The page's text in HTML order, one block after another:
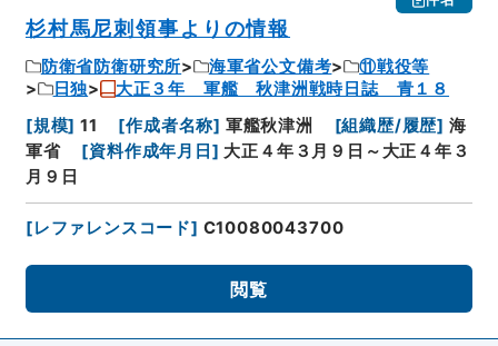
杉村馬尼刺領事よりの情報
防衛省防衛研究所 海軍省公文備考
⑪戦役等
日独
大正３年 軍艦 秋津洲戦時日誌 青１８
[規模] 11 [作成者名称] 軍艦秋津洲 [組織歴/履歴] 海
軍省
[資料作成年月日 ] 大正４年３月９日～大正４年３
月９日
[レファレンスコード] C10080043700
閲覧